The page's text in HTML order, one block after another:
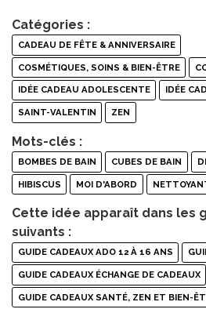
Catégories :
CADEAU DE FÊTE & ANNIVERSAIRE
COSMÉTIQUES, SOINS & BIEN-ÊTRE
IDÉE CADEAU ADOLESCENTE IDÉE
SAINT-VALENTIN ZEN
Mots-clés :
BOMBES DE BAIN CUBES DE BAIN
HIBISCUS MOI D'ABORD
Cette idée apparaît dans les
suivants :
GUIDE CADEAUX ADO 12 À 16 ANS
GUIDE CADEAUX ÉCHANGE DE CADEAUX
GUIDE CADEAUX SANTÉ, ZEN ET BIEN-